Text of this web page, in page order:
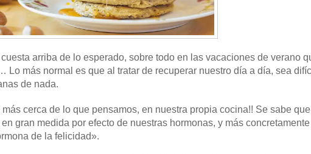
arriba de lo esperado, sobre todo en las vacaciones de verano
más normal es que al tratar de recuperar nuestro día a día, sea
de nada.
cerca de lo que pensamos, en nuestra propia cocina!! Se sabe
gran medida por efecto de nuestras hormonas, y más
de la felicidad».